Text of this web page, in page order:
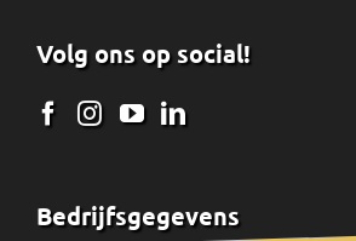
Volg ons op social!
Bedrijfsgegevens